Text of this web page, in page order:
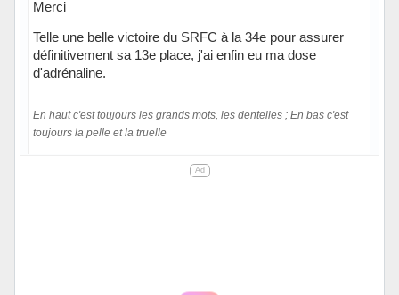
Merci
Telle une belle victoire du SRFC à la 34e pour assurer
définitivement sa 13e place, j'ai enfin eu ma dose
d'adrénaline.
En haut c'est toujours les grands mots, les dentelles ; En bas c'est
toujours la pelle et la truelle
Ad